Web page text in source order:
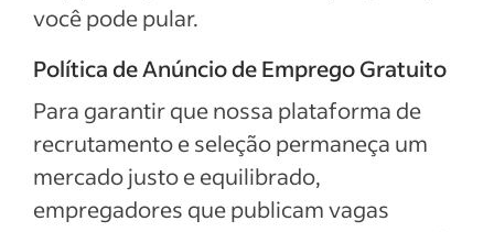
você pode pular.
Política de Anúncio de Emprego Gratuito
Para garantir que nossa plataforma de
recrutamento e seleção permaneça um
mercado justo e equilibrado,
empregadores que publicam vagas